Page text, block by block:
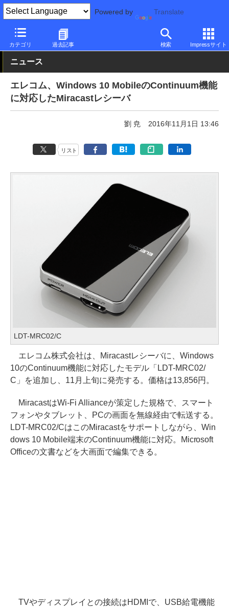
Powered by Translate
カテゴリ 過去記事 検索 Impressサイト
PC Watch 半導体/周辺機器
ニュース
エレコム、Windows 10 MobileのContinuum機能
に対応したMiracastレシーバ
劉 尭 2016年11月1日 13:46
リスト
LDT-MRC02/C
エレコム株式会社は、Miracastレシーバに、Windows
10のContinuum機能に対応したモデル「LDT-MRC02/
C」を追加し、11月上旬に発売する。価格は13,856円。
MiracastはWi-Fi Allianceが策定した規格で、スマート
フォンやタブレット、PCの画面を無線経由で転送する。
LDT-MRC02/CはこのMiracastをサポートしながら、Win
dows 10 Mobile端末のContinuum機能に対応。Microsoft
Officeの文書などを大画面で編集できる。
TVやディスプレイとの接続はHDMIで、USB給電機能